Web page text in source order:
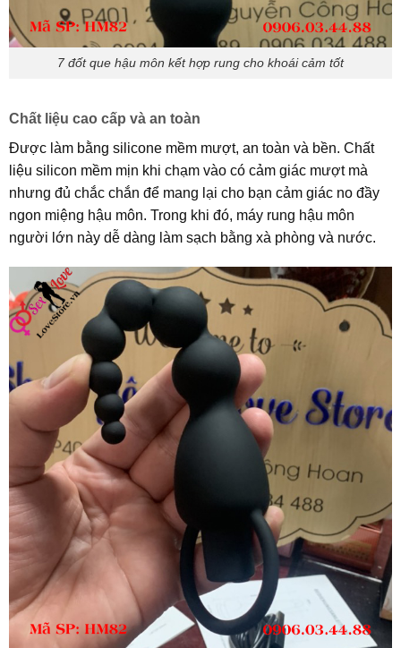
7 đốt que hậu môn kết hợp rung cho khoái cảm tốt
Chất liệu cao cấp và an toàn
Được làm bằng silicone mềm mượt, an toàn và bền. Chất
liệu silicon mềm mịn khi chạm vào có cảm giác mượt mà
nhưng đủ chắc chắn để mang lại cho bạn cảm giác no đầy
ngon miệng hậu môn. Trong khi đó, máy rung hậu môn
người lớn này dễ dàng làm sạch bằng xà phòng và nước.